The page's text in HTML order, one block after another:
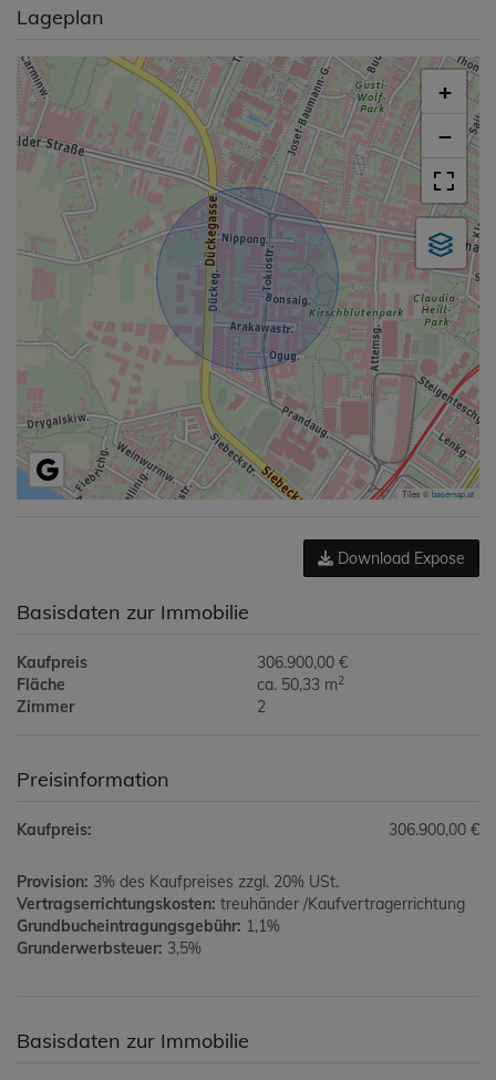
Lageplan
+
−
Tiles ©basemap.at
Download Expose
Basisdaten zur Immobilie
Kaufpreis
306.900,00 €
Fläche
ca. 50,33 m2
Zimmer 2
Preisinformation
Kaufpreis: 306.900,00 €
Provision: 3% des Kaufpreises zzgl. 20% USt.
Vertragserrichtungskosten: treuhänder /Kaufvertragerrichtung
Grundbucheintragungsgebühr: 1,1%
Grunderwerbsteuer: 3,5%
Basisdaten zur Immobilie